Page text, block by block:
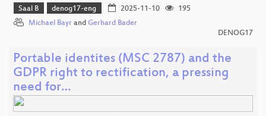
Saal B denog17-eng 2025-11-10
195
Michael Bayr and Gerhard Bader
DENOG17
Portable identites (MSC 2787) and the
GDPR right to rectification, a pressing
need for…